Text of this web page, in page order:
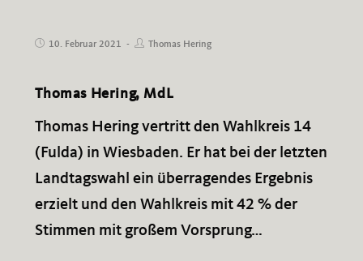
Beitrag
10. Februar 2021
Beitrags-
Thomas Hering
Thomas Hering, MdL
Thomas Hering vertritt den Wahlkreis 14
(Fulda) in Wiesbaden. Er hat bei der letzten
Landtagswahl ein überragendes Ergebnis
erzielt und den Wahlkreis mit 42 % der
Stimmen mit großem Vorsprung…